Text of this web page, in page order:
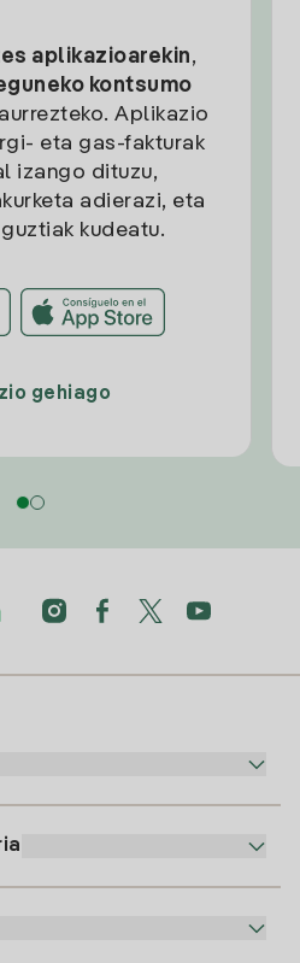
aplikazioarekin,
kontsumo
Aplikazio
eta gas-fakturak
izango dituzu,
adierazi, eta
kudeatu.
gehiago